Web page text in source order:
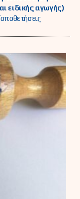
ειδικής αγωγής)